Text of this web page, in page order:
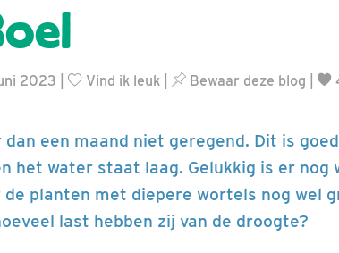
2023 | Vind ik leuk Bewaar deze blog
een maand niet geregend. Dit is
het water staat laag. Gelukkig is er nog
de planten met diepere wortels nog wel
last hebben zij van de droogte?